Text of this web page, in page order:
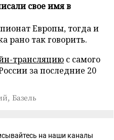
свое имя в
Европы, тогда и
рано так говорить.
трансляцию с самого
за последние 20
Базель
на наши каналы